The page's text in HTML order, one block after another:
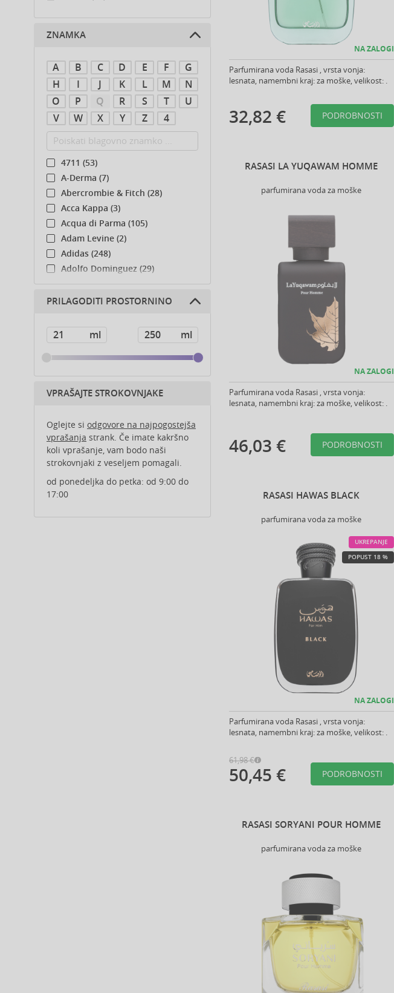
NA ZALOGI
Parfumirana voda Rasasi , vrsta vonja:
lesnata, namembni kraj: za moške, velikost: .
32,82 € PODROBNOSTI
RASASI LA YUQAWAM HOMME
parfumirana voda za moške
NA ZALOGI
Parfumirana voda Rasasi , vrsta vonja:
lesnata, namembni kraj: za moške, velikost: .
46,03 € PODROBNOSTI
RASASI HAWAS BLACK
parfumirana voda za moške
UKREPANJE
POPUST 18 %
NA ZALOGI
Parfumirana voda Rasasi , vrsta vonja:
lesnata, namembni kraj: za moške, velikost: .
61,98 €
50,45 € PODROBNOSTI
RASASI SORYANI POUR HOMME
parfumirana voda za moške
ZNAMKA
A B C D E F
G
H
I J K L M
N
O
P Q R S T
U
V
W X Y Z 4
4711 (53)
A-Derma (7)
Abercrombie & Fitch (28)
Acca Kappa (3)
Acqua di Parma (105)
Adam Levine (2)
Adidas (248)
Adolfo Dominguez (29)
Adyan (81)
Affinage (1)
Agent Provocateur (13)
Ahava (49)
Aigner (43)
Ajmal (167)
Al Haramain (199)
Alberta Ferretti (1)
Alcina (156)
Alexander McQueen (2)
Alexandre.J (32)
Alfaparf Milano (175)
Alfred Sung (7)
PRILAGODITI PROSTORNINO
VPRAŠAJTE STROKOVNJAKE
Oglejte si odgovore na najpogostejša
vprašanja strank. Če imate kakršno
koli vprašanje, vam bodo naši
strokovnjaki z veseljem pomagali.
od ponedeljka do petka: od 9:00 do
17:00